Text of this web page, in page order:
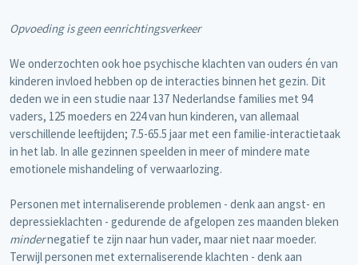
Opvoeding is geen eenrichtingsverkeer
We onderzochten ook hoe psychische klachten van ouders én van
kinderen invloed hebben op de interacties binnen het gezin. Dit
deden we in een studie naar 137 Nederlandse families met 94
vaders, 125 moeders en 224 van hun kinderen, van allemaal
verschillende leeftijden; 7.5-65.5 jaar met een familie-interactietaak
in het lab. In alle gezinnen speelden in meer of mindere mate
emotionele mishandeling of verwaarlozing.
Personen met internaliserende problemen - denk aan angst- en
depressieklachten - gedurende de afgelopen zes maanden bleken
mindernegatief te zijn naar hun vader, maar niet naar moeder.
Terwijl personen met externaliserende klachten - denk aan